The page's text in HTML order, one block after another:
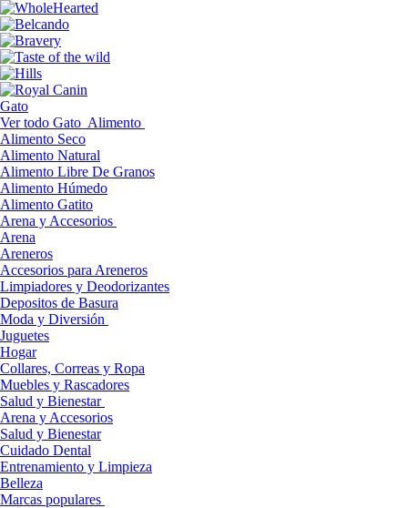
Gato
Ver todo Gato Alimento
Alimento Seco
Alimento Natural
Alimento Libre De Granos
Alimento Húmedo
Alimento Gatito
Arena y Accesorios
Arena
Areneros
Accesorios para Areneros
Limpiadores y Deodorizantes
Depositos de Basura
Moda y Diversión
Juguetes
Hogar
Collares, Correas y Ropa
Muebles y Rascadores
Salud y Bienestar
Arena y Accesorios
Salud y Bienestar
Cuidado Dental
Entrenamiento y Limpieza
Belleza
Marcas populares